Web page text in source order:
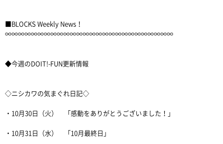
■BLOCKS Weekly News！
∞∞∞∞∞∞∞∞∞∞∞∞∞∞∞∞∞∞∞∞∞∞∞∞∞∞
◆今週のDOIT!-FUN更新情報
◇ニシカワの気まぐれ日記◇
・10月30日（火） 「感動をありがとうございました！」
・10月31日（水） 「10月最終日」